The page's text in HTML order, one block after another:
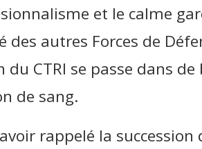
et le calme
des autres Forces de
du CTRI se passe dans
de sang.
rappelé la